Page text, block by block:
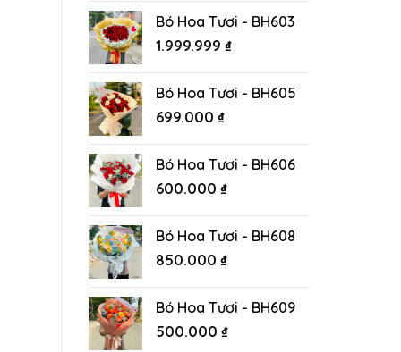
Bó Hoa Tươi - BH603
1.999.999 ₫
Bó Hoa Tươi - BH605
699.000 ₫
Bó Hoa Tươi - BH606
600.000 ₫
Bó Hoa Tươi - BH608
850.000 ₫
Bó Hoa Tươi - BH609
500.000 ₫